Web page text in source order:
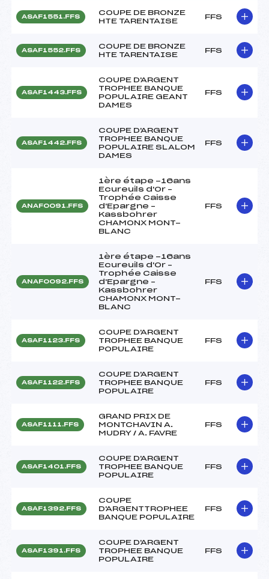
ASAF1551.FFS
COUPE DE BRONZE
HTE TARENTAISE
FFS
ASAF1552.FFS
COUPE DE BRONZE
HTE TARENTAISE
FFS
ASAF1443.FFS
COUPE D'ARGENT
TROPHEE BANQUE
POPULAIRE GEANT
DAMES
FFS
ASAF1442.FFS
COUPE D'ARGENT
TROPHEE BANQUE
POPULAIRE SLALOM
DAMES
FFS
ANAF0091.FFS
1ère étape -16ans
Ecureuils d'Or –
Trophée Caisse
d'Epargne –
Kassbohrer
CHAMONX MONT-
BLANC
FFS
ANAF0092.FFS
1ère étape -16ans
Ecureuils d'Or –
Trophée Caisse
d'Epargne –
Kassbohrer
CHAMONX MONT-
BLANC
FFS
ASAF1123.FFS
COUPE D'ARGENT
TROPHEE BANQUE
POPULAIRE
FFS
ASAF1122.FFS
COUPE D'ARGENT
TROPHEE BANQUE
POPULAIRE
FFS
ASAF1111.FFS
GRAND PRIX DE
MONTCHAVIN A.
MUDRY / A. FAVRE
FFS
ASAF1401.FFS
COUPE D'ARGENT
TROPHEE BANQUE
POPULAIRE
FFS
ASAF1392.FFS
COUPE
D'ARGENTTROPHEE
BANQUE POPULAIRE
FFS
ASAF1391.FFS
COUPE D'ARGENT
TROPHEE BANQUE
POPULAIRE
FFS